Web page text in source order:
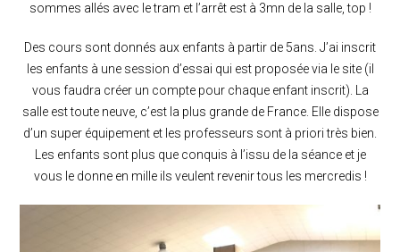
sommes allés avec le tram et l’arrêt est à 3mn de la salle, top !
Des cours sont donnés aux enfants à partir de 5ans. J’ai inscrit
les enfants à une session d’essai qui est proposée via le site (il
vous faudra créer un compte pour chaque enfant inscrit). La
salle est toute neuve, c’est la plus grande de France. Elle dispose
d’un super équipement et les professeurs sont à priori très bien.
Les enfants sont plus que conquis à l’issu de la séance et je
vous le donne en mille ils veulent revenir tous les mercredis !